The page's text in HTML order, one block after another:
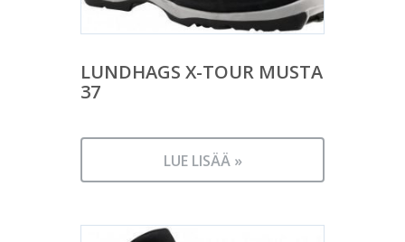
LUNDHAGS X-TOUR MUSTA
37
LUE LISÄÄ »